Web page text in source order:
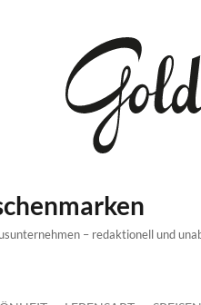
– redaktionell und